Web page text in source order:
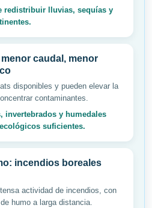
redistribuir lluvias, sequías y
caudal, menor
disponibles y pueden elevar la
contaminantes.
invertebrados y humedales
suficientes.
incendios boreales
actividad de incendios, con
humo a larga distancia.